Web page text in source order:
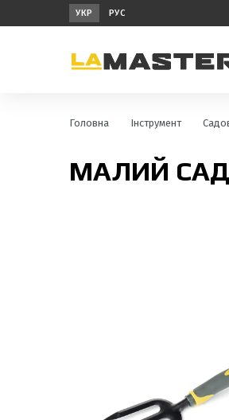
УКР РУС
Головна Інструмент
МАЛИЙ